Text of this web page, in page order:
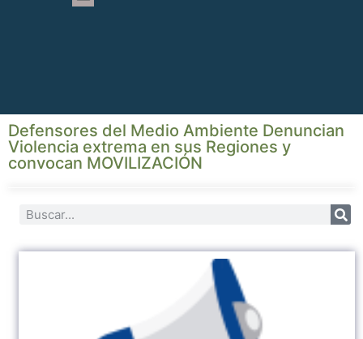
Defensores del Medio Ambiente Denuncian
Violencia extrema en sus Regiones y
convocan MOVILIZACIÓN